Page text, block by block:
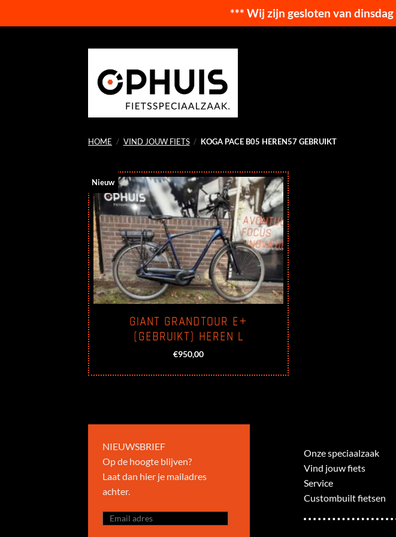
*** Wij zijn gesloten van
HOME / VIND JOUW FIETS / KOGA PACE B05 HEREN57 GEBRUIKT
Nieuw
GIANT GRANDTOUR E+
(GEBRUIKT) HEREN L
€950,00
NIEUWSBRIEF
Op de hoogte blijven?
Laat dan hier je mailadres
achter.
Onze speciaalzaak
Vind jouw fiets
Service
Custombuilt fietsen